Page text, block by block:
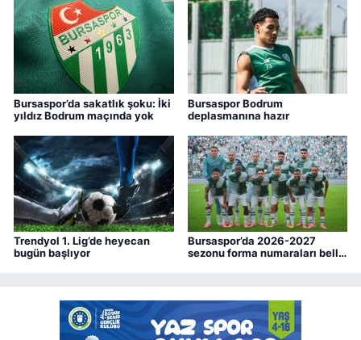
Bursaspor’da sakatlık şoku: İki
yıldız Bodrum maçında yok
Bursaspor Bodrum
deplasmanına hazır
Trendyol 1. Lig’de heyecan
bugün başlıyor
Bursaspor’da 2026-2027
sezonu forma numaraları belli